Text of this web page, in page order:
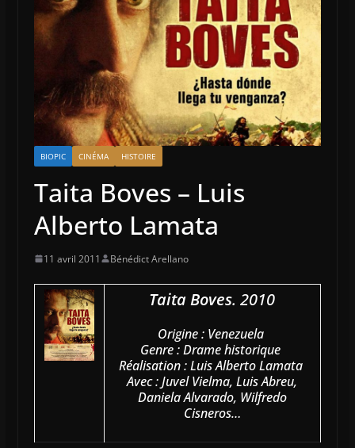
BIOPIC CINÉMA HISTOIRE
Taita Boves – Luis
Alberto Lamata
11 avril 2011 Bénédict Arellano
Taita Boves. 2010
Origine : Venezuela
Genre : Drame historique
Réalisation : Luis Alberto Lamata
Avec : Juvel Vielma, Luis Abreu,
Daniela Alvarado, Wilfredo
Cisneros…